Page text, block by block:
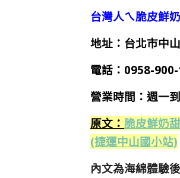
台灣人ㄟ脆皮鮮
地址：台北市中
電話：0958-
營業時間：週一
原文： 脆皮鮮奶
(捷運中山國小站)
內文為海綿體驗